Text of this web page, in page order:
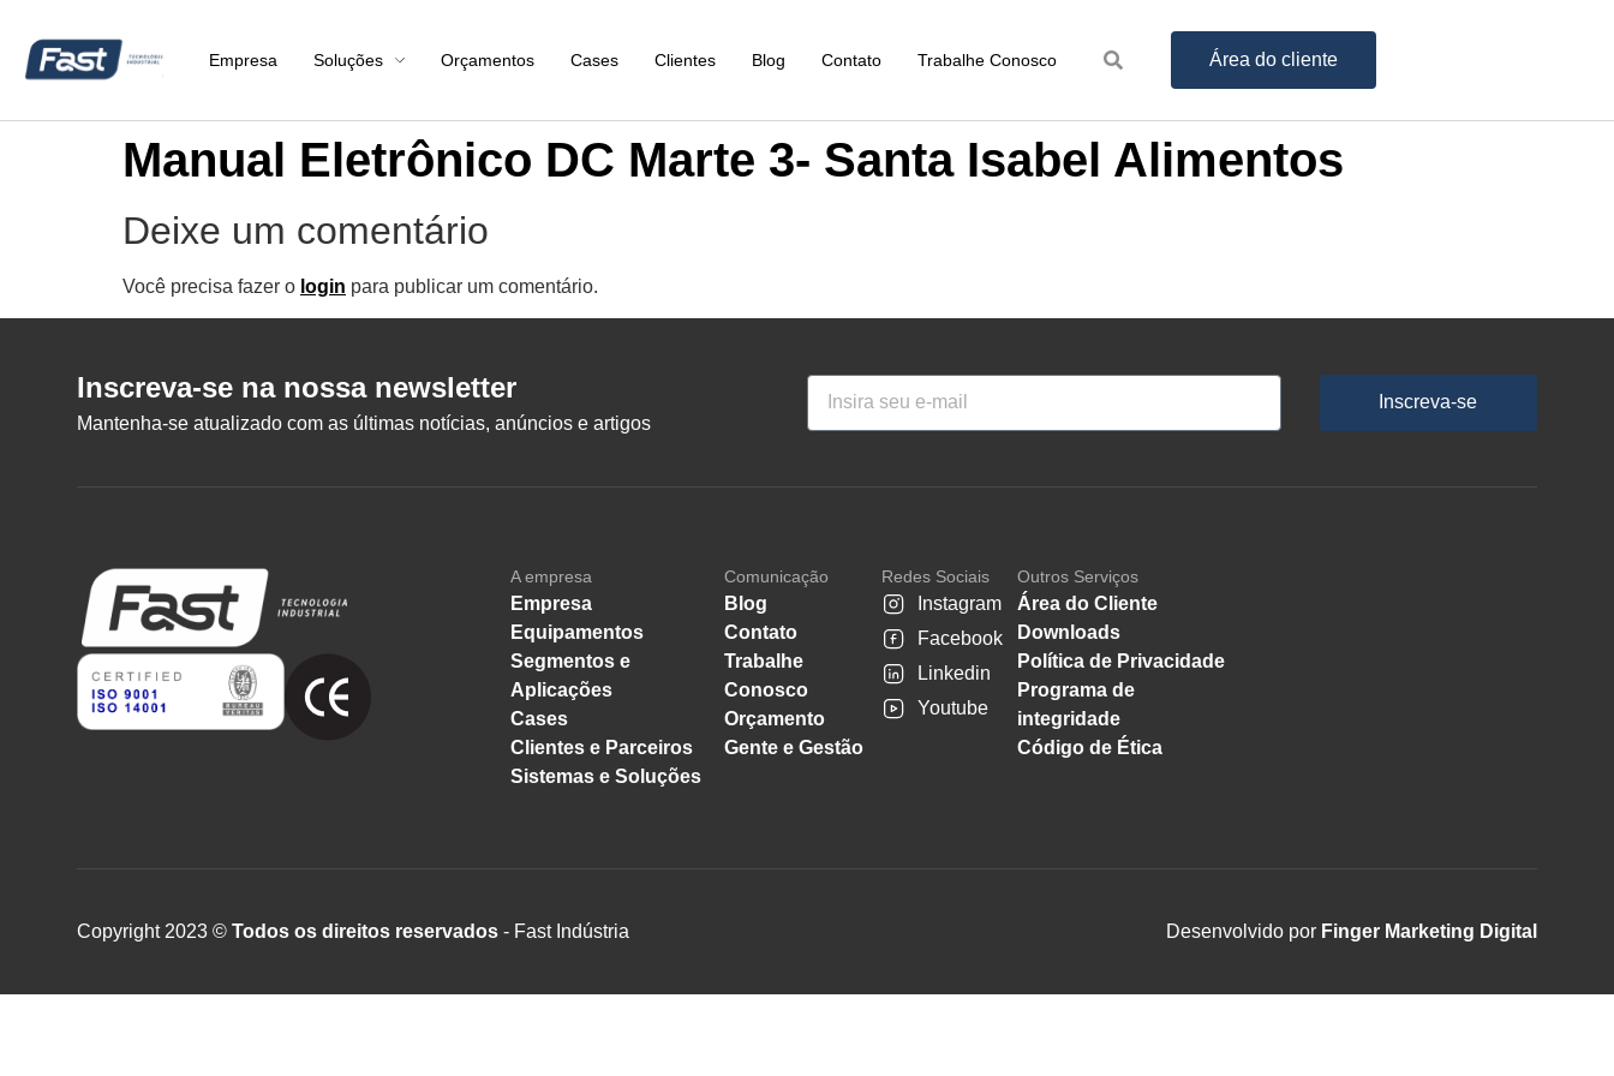
Empresa Soluções Orçamentos Cases Clientes Blog Contato Trabalhe Conosco Área do cliente
Manual Eletrônico DC Marte 3- Santa Isabel Alimentos
Deixe um comentário
Você precisa fazer o login para publicar um comentário.
Inscreva-se na nossa newsletter
Mantenha-se atualizado com as últimas notícias, anúncios e artigos
Inscreva-se
A empresa
Empresa
Equipamentos
Segmentos e
Aplicações
Cases
Clientes e Parceiros
Sistemas e Soluções
Comunicação
Blog
Contato
Trabalhe
Conosco
Orçamento
Gente e Gestão
Redes Sociais
Instagram
Facebook
Linkedin
Youtube
Outros Serviços
Área do Cliente
Downloads
Política de Privacidade
Programa de
integridade
Código de Ética
Copyright 2023 © Todos os direitos reservados - Fast Indústria Desenvolvido por Finger Marketing Digital